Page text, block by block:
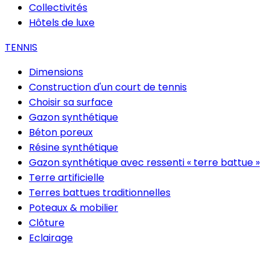
Collectivités
Hôtels de luxe
TENNIS
Dimensions
Construction d'un court de tennis
Choisir sa surface
Gazon synthétique
Béton poreux
Résine synthétique
Gazon synthétique avec ressenti « terre battue »
Terre artificielle
Terres battues traditionnelles
Poteaux & mobilier
Clôture
Eclairage